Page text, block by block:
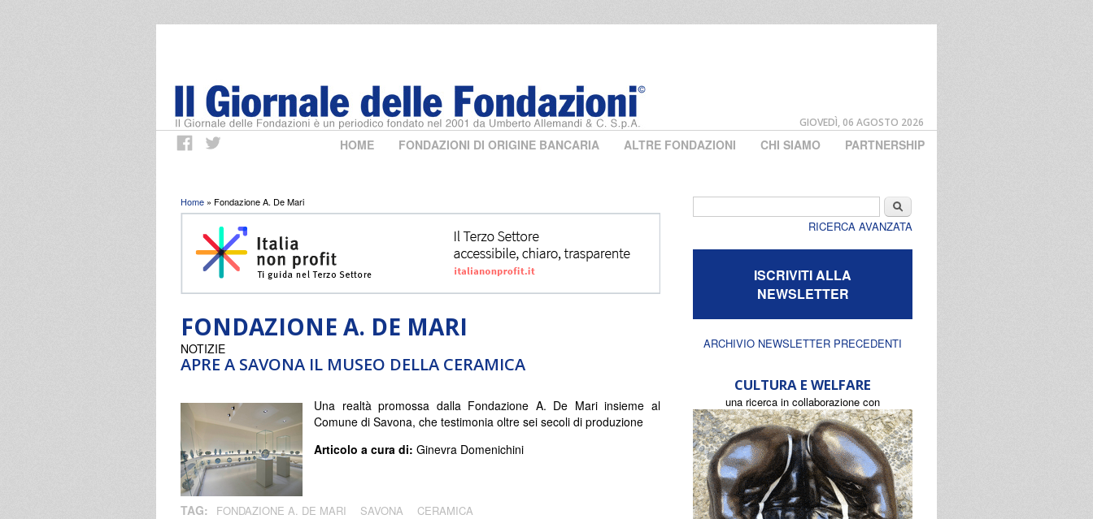
GIOVEDÌ, 06 AGOSTO 2026
HOME FONDAZIONI DI ORIGINE BANCARIA ALTRE FONDAZIONI CHI SIAMO PARTNERSHIP
Tu sei qui
Home » Fondazione A. De Mari
FONDAZIONE A. DE MARI
APRE A SAVONA IL MUSEO DELLA CERAMICA
NOTIZIE
Una realtà promossa dalla Fondazione A. De Mari insieme al
Comune di Savona, che testimonia oltre sei secoli di produzione
Articolo a cura di: Ginevra Domenichini
TAG: FONDAZIONE A. DE MARI SAVONA CERAMICA
Cerca
RICERCA AVANZATA
ISCRIVITI ALLA
NEWSLETTER
ARCHIVIO NEWSLETTER PRECEDENTI
CULTURA E WELFARE
una ricerca in collaborazione con